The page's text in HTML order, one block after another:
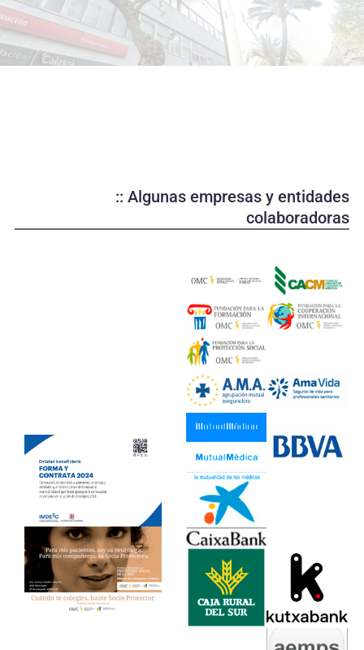
d
u
c
o
:: Algunas empresas y entidades
colaboradoras